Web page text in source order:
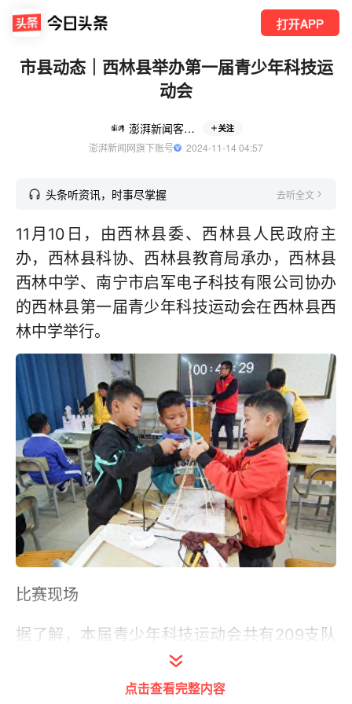
打开APP
市县动态｜西林县举办第一届青少年科技运
动会
澎湃新闻客户端 关注
澎湃新闻网旗下账号
  2024-11-14 04:57
头条听资讯，时事尽掌握 去听全文
11月10日，由西林县委、西林县人民政府主
办，西林县科协、西林县教育局承办，西林县
西林中学、南宁市启军电子科技有限公司协办
的西林县第一届青少年科技运动会在西林县西
林中学举行。
比赛现场
据了解，本届青少年科技运动会共有209支队
伍，共计384名中小学生参赛。设有水火箭比
高、气弓箭打靶、铁丝陀螺比久、抛石机攻
点击查看完整内容